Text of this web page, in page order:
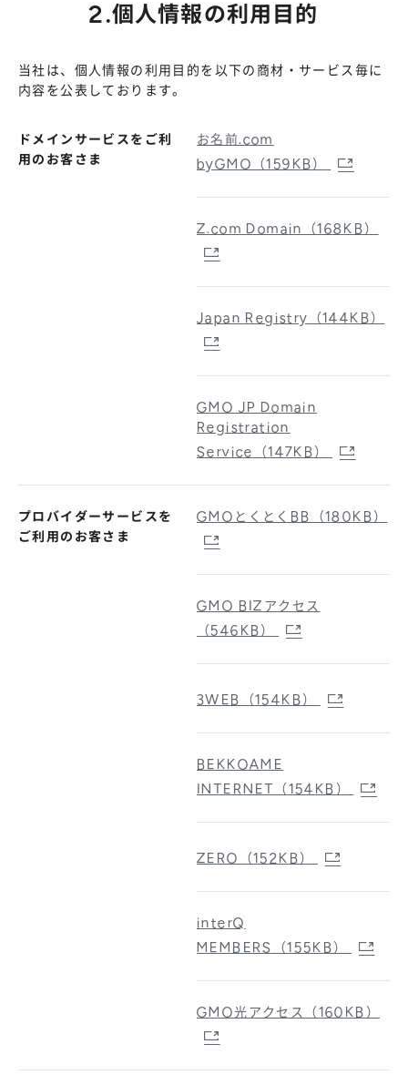
2.個人情報の利用目的
当社は、個人情報の利用目的を以下の商材・サービス毎に
内容を公表しております。
ドメインサービスをご利
用のお客さま
お名前.com
byGMO（159KB）
Z.com Domain（168KB）
Japan Registry（144KB）
GMO JP Domain
Registration
Service（147KB）
プロバイダーサービスを
ご利用のお客さま
GMOとくとくBB（180KB）
GMO BIZアクセス
（546KB）
3WEB（154KB）
BEKKOAME
INTERNET（154KB）
ZERO（152KB）
interQ
MEMBERS（155KB）
GMO光アクセス（160KB）